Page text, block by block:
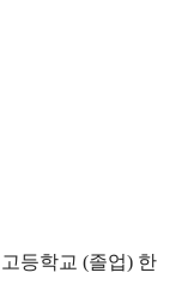
등학교 (졸업) 한